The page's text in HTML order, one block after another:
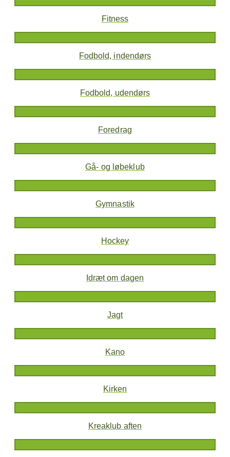
Fitness
Fodbold, indendørs
Fodbold, udendørs
Foredrag
Gå- og løbeklub
Gymnastik
Hockey
Idræt om dagen
Jagt
Kano
Kirken
Kreaklub aften